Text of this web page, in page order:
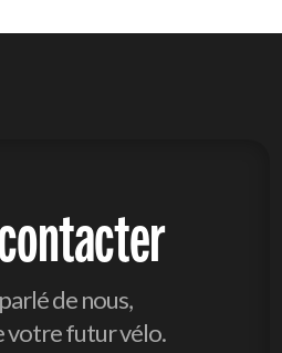
de nous,
votre futur vélo.